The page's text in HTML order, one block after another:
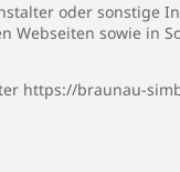
oder sonstige
Webseiten sowie in
https://braunau-